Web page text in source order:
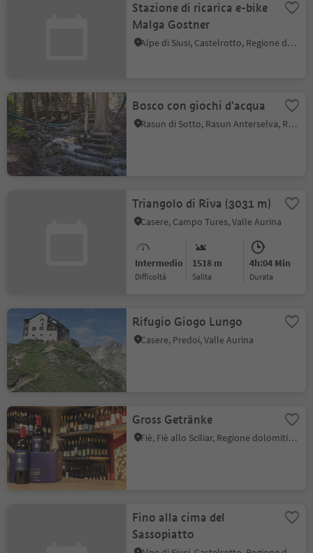
Stazione di ricarica e-bike
Malga Gostner
Alpe di Siusi, Castelrotto, Regione dolomitica Alpe di Siusi
Bosco con giochi d'acqua
Rasun di Sotto, Rasun Anterselva, Regione dolomitica Plan de Corones
Triangolo di Riva (3031 m)
Casere, Campo Tures, Valle Aurina
Intermedio
Difficoltà
1518 m
Salita
4h:04 Min
durata
Rifugio Giogo Lungo
Casere, Predoi, Valle Aurina
Gross Getränke
Fiè, Fiè allo Sciliar, Regione dolomitica Alpe di Siusi
Fino alla cima del
Sassopiatto